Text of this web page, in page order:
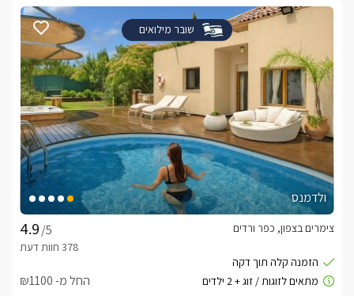
שובר מילואים
ולדמנס
/5
צימרים בצפון, כפר ורדים
החל מ- ₪1100